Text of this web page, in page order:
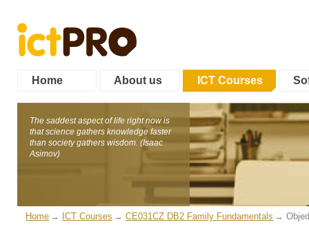
Home About us ICT Courses
The saddest aspect of life right now is
that science gathers knowledge faster
than society gathers wisdom. (Isaac
Asimov)
Home ICT Courses CE031CZ DB2 Family Fundamentals